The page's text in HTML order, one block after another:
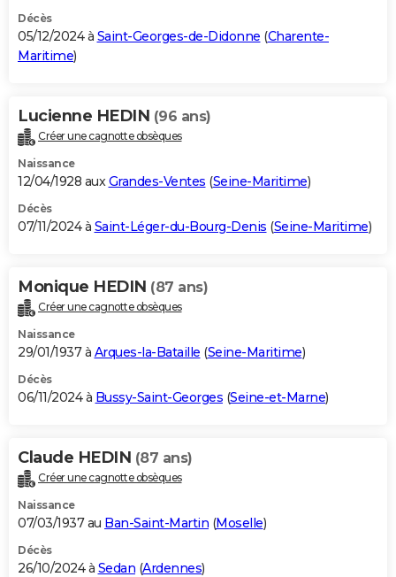
Décès
05/12/2024 à Saint-Georges-de-Didonne (Charente-
Maritime)
Lucienne HEDIN (96 ans)
Créer une cagnotte obsèques
Naissance
12/04/1928 auxGrandes-Ventes (Seine-Maritime)
Décès
07/11/2024 à Saint-Léger-du-Bourg-Denis (Seine-Maritime)
Monique HEDIN (87 ans)
Créer une cagnotte obsèques
Naissance
29/01/1937 à Arques-la-Bataille (Seine-Maritime)
Décès
06/11/2024 à Bussy-Saint-Georges (Seine-et-Marne)
Claude HEDIN (87 ans)
Créer une cagnotte obsèques
Naissance
07/03/1937 au Ban-Saint-Martin (Moselle)
Décès
26/10/2024 à Sedan (Ardennes)